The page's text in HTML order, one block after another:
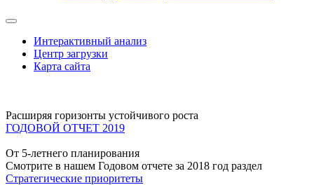
Интерактивный анализ
Центр загрузки
Карта сайта
Расширяя горизонты устойчивого роста
ГОДОВОЙ ОТЧЕТ 2019
От 5-летнего планирования
Смотрите в нашем Годовом отчете за 2018 год раздел
Стратегические приоритеты